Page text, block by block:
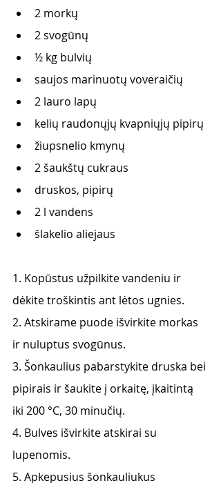
2 morkų
2 svogūnų
½ kg bulvių
saujos marinuotų voveraičių
2 lauro lapų
kelių raudonųjų kvapniųjų pipirų
žiupsnelio kmynų
2 šaukštų cukraus
druskos, pipirų
2 l vandens
šlakelio aliejaus
1. Kopūstus užpilkite vandeniu ir
dėkite troškintis ant lėtos ugnies.
2. Atskirame puode išvirkite morkas
ir nuluptus svogūnus.
3. Šonkaulius pabarstykite druska bei
pipirais ir šaukite į orkaitę, įkaitintą
iki 200 °C, 30 minučių.
4. Bulves išvirkite atskirai su
lupenomis.
5. Apkepusius šonkauliukus